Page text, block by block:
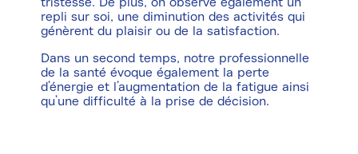
repli sur soi, une diminution des activités qui
génèrent du plaisir ou de la satisfaction.
Dans un second temps, notre professionnelle
de la santé évoque également la perte
d’énergie et l’augmentation de la fatigue ainsi
qu’une difficulté à la prise de décision.